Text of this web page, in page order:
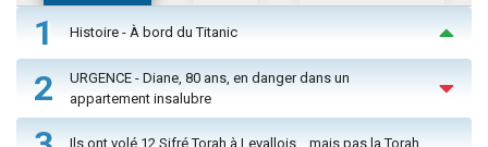
1 Histoire - À bord du Titanic
2
URGENCE - Diane, 80 ans, en danger dans un
appartement insalubre
Ils ont volé 12 Sifré Torah à Levallois… mais pas la Torah